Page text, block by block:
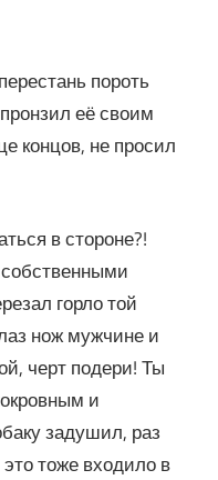
пороть
её своим
концов, не просил
в стороне?!
собственными
горло той
нож мужчине и
черт подери! Ты
и
задушил, раз
тоже входило в